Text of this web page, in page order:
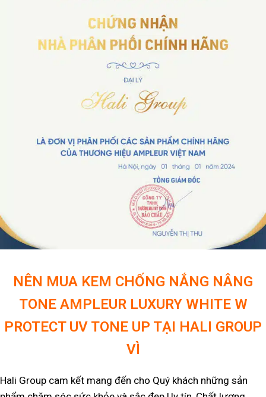
NÊN MUA KEM CHỐNG NẮNG NÂNG
TONE AMPLEUR LUXURY WHITE W
PROTECT UV TONE UP TẠI HALI GROUP
VÌ
Hali Group cam kết mang đến cho Quý khách những sản